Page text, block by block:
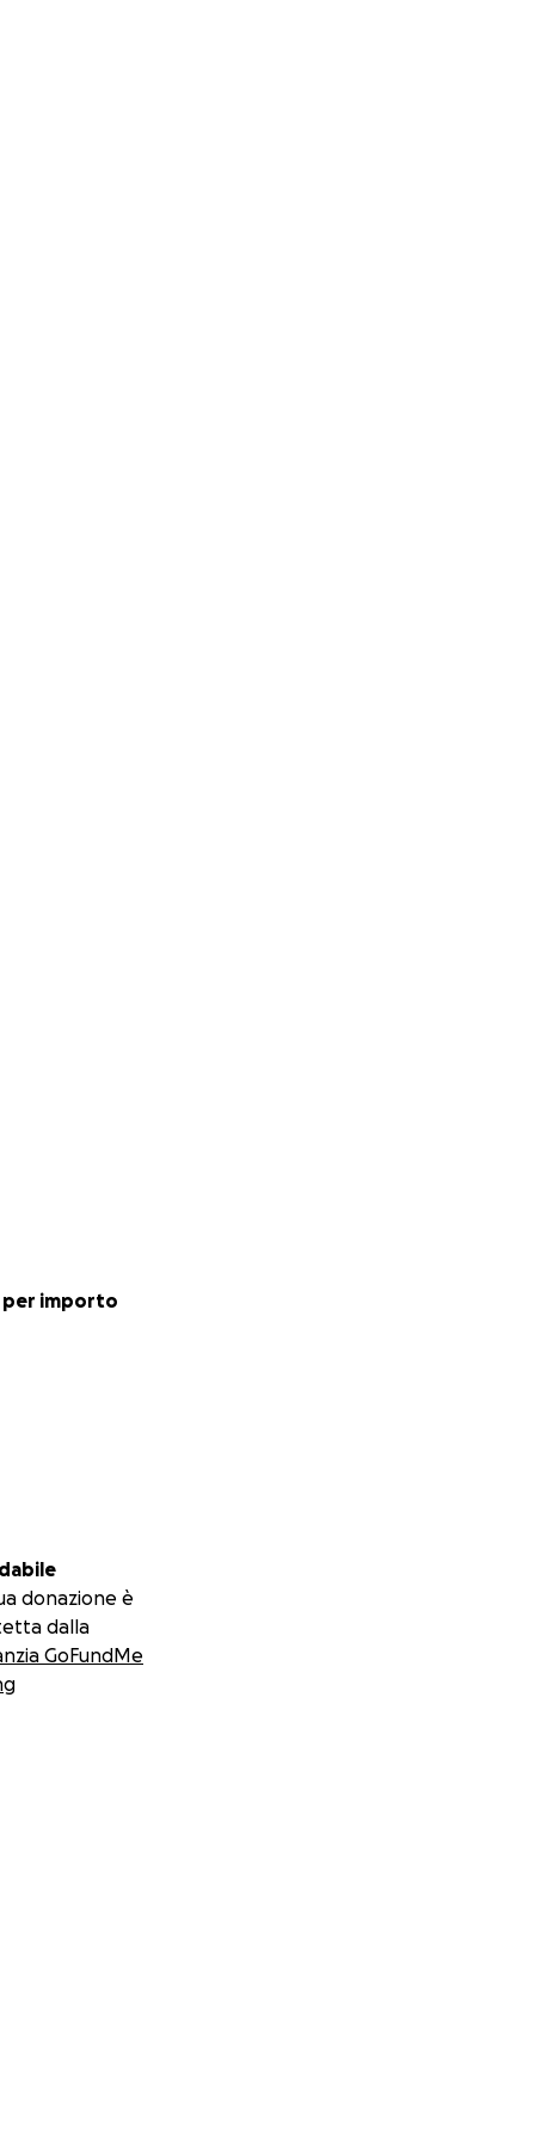
per importo
donazione è
dalla
GoFundMe